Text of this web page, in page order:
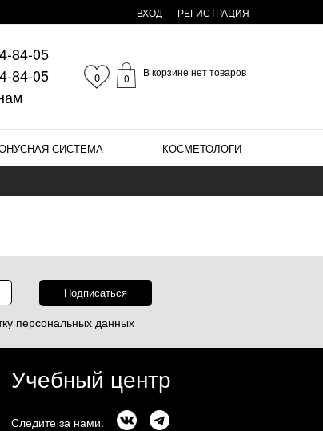
ВХОД РЕГИСТРАЦИЯ
0 0 В корзине нет товаров
84-05
84-05
СИСТЕМА КОСМЕТОЛОГИ
персональных данных
Учебный центр
Следите за нами: